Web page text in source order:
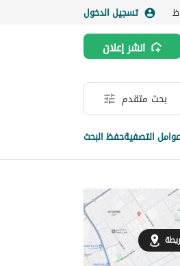
تسجيل الدخول
انشر إعلان
بحث متقدم
التصفيةحفظ البحث